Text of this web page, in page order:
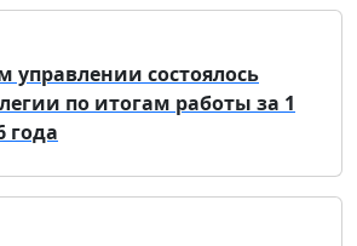
управлении состоялось
по итогам работы за 1
года